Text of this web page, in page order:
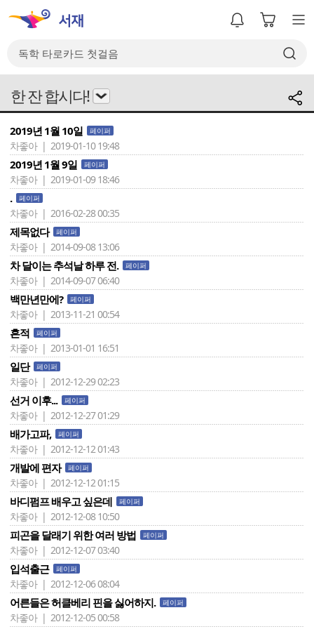
한 잔 합시다!
2019년 1월 10일 페이퍼
차좋아 | 2019-01-10 19:48
2019년 1월 9일 페이퍼
차좋아 | 2019-01-09 18:46
. 페이퍼
차좋아 | 2016-02-28 00:35
제목없다 페이퍼
차좋아 | 2014-09-08 13:06
차 달이는 추석날 하루 전. 페이퍼
차좋아 | 2014-09-07 06:40
백만년만에? 페이퍼
차좋아 | 2013-11-21 00:54
흔적 페이퍼
차좋아 | 2013-01-01 16:51
일단 페이퍼
차좋아 | 2012-12-29 02:23
선거 이후... 페이퍼
차좋아 | 2012-12-27 01:29
배가고파, 페이퍼
차좋아 | 2012-12-12 01:43
개발에 편자 페이퍼
차좋아 | 2012-12-12 01:15
바디펌프 배우고 싶은데 페이퍼
차좋아 | 2012-12-08 10:50
피곤을 달래기 위한 여러 방법 페이퍼
차좋아 | 2012-12-07 03:40
입석출근 페이퍼
차좋아 | 2012-12-06 08:04
어른들은 허클베리 핀을 싫어하지. 페이퍼
차좋아 | 2012-12-05 00:58